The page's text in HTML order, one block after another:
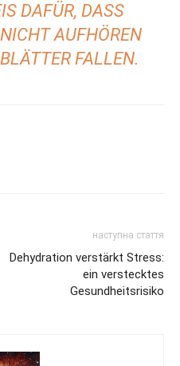
DAFÜR, DASS
AUFHÖREN
FALLEN.
наступна стаття
Dehydration verstärkt Stress:
ein verstecktes
Gesundheitsrisiko